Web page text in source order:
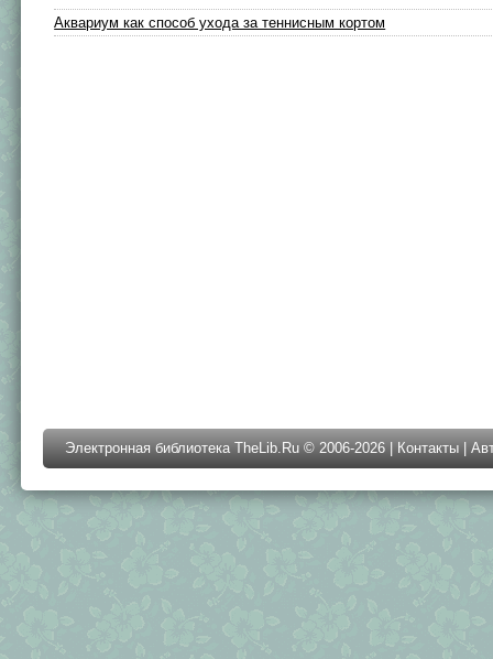
Аквариум как способ ухода за теннисным кортом
Электронная библиотека TheLib.Ru © 2006-2026 | Контакты |